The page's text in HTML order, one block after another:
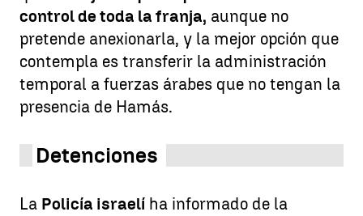
control de toda la franja, aunque no
pretende anexionarla, y la mejor opción que
contempla es transferir la administración
temporal a fuerzas árabes que no tengan la
presencia de Hamás.
Detenciones
La Policía israelí ha informado de la